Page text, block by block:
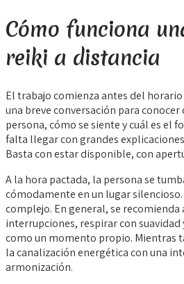
Cómo funciona
reiki a distancia
El trabajo comienza antes del
una breve conversación para conocer
persona, cómo se siente y cuál es el
falta llegar con grandes
Basta con estar disponible, con
A la hora pactada, la persona se
cómodamente en un lugar
complejo. En general, se
interrupciones, respirar con suavidad
como un momento propio. Mientras
la canalización energética con una
armonización.